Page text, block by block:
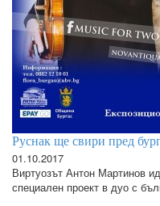
Руснак ще свири пред
01.10.2017
Виртуозът Антон Мартинов
специален проект в дуо с